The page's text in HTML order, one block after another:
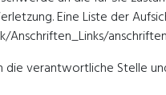
Eine Liste der
verantwortliche Stelle